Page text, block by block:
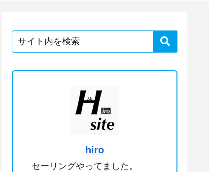
hiro
セーリングやってました。